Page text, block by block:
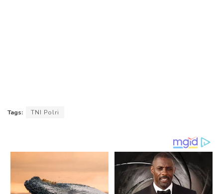
Tags: TNI Polri